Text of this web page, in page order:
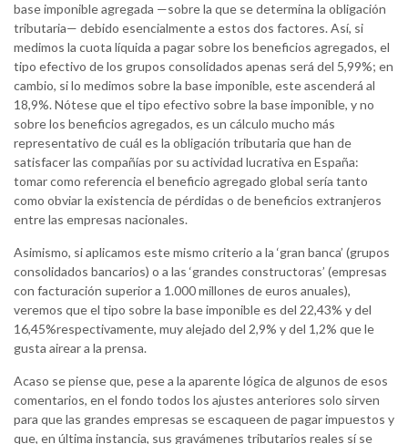
base imponible agregada —sobre la que se determina la obligación
tributaria— debido esencialmente a estos dos factores. Así, si
medimos la cuota líquida a pagar sobre los beneficios agregados, el
tipo efectivo de los grupos consolidados apenas será del 5,99%; en
cambio, si lo medimos sobre la base imponible, este ascenderá al
18,9%. Nótese que el tipo efectivo sobre la base imponible, y no
sobre los beneficios agregados, es un cálculo mucho más
representativo de cuál es la obligación tributaria que han de
satisfacer las compañías por su actividad lucrativa en España:
tomar como referencia el beneficio agregado global sería tanto
como obviar la existencia de pérdidas o de beneficios extranjeros
entre las empresas nacionales.
Asimismo, si aplicamos este mismo criterio a la ‘gran banca’ (grupos
consolidados bancarios) o a las ‘grandes constructoras’ (empresas
con facturación superior a 1.000 millones de euros anuales),
veremos que el tipo sobre la base imponible es del 22,43% y del
16,45%respectivamente, muy alejado del 2,9% y del 1,2% que le
gusta airear a la prensa.
Acaso se piense que, pese a la aparente lógica de algunos de esos
comentarios, en el fondo todos los ajustes anteriores solo sirven
para que las grandes empresas se escaqueen de pagar impuestos y
que, en última instancia, sus gravámenes tributarios reales sí se